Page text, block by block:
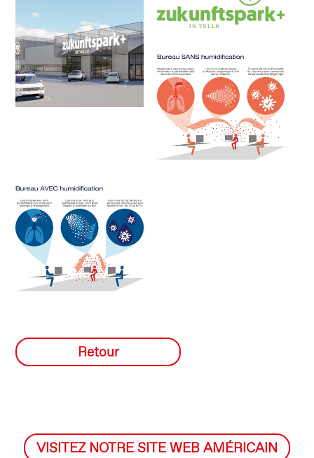
Retour
VISITEZ NOTRE SITE WEB AMÉRICAIN